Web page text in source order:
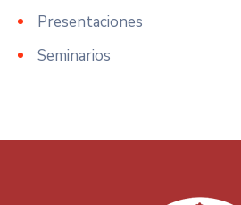
Presentaciones
Seminarios